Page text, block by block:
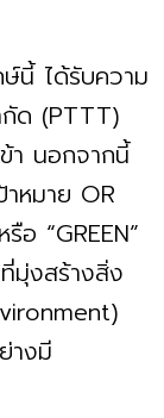
นี้ ได้รับความ
ด (PTTT)
า นอกจากนี้
หมาย OR
อ “GREEN”
มุ่งสร้างสิ่ง
างมี